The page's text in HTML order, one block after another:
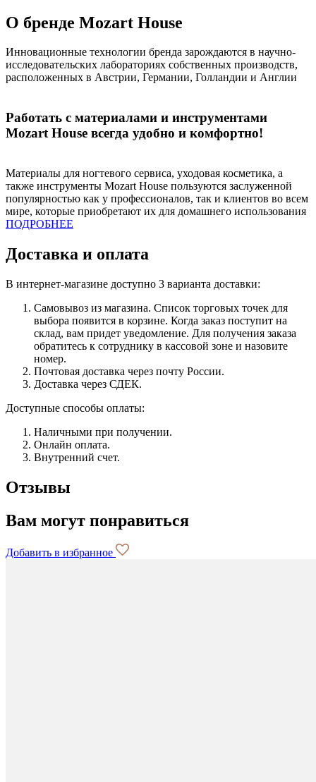
О бренде Mozart House
Инновационные технологии бренда зарождаются в научно-
исследовательских лабораториях собственных производств,
расположенных в Австрии, Германии, Голландии и Англии
Работать с материалами и инструментами
Mozart House всегда удобно и комфортно!
Материалы для ногтевого сервиса, уходовая косметика, а
также инструменты Mozart House пользуются заслуженной
популярностью как у профессионалов, так и клиентов во всем
мире, которые приобретают их для домашнего использования
ПОДРОБНЕЕ
Доставка и оплата
В интернет-магазине доступно 3 варианта доставки:
Самовывоз из магазина. Список торговых точек для
выбора появится в корзине. Когда заказ поступит на
склад, вам придет уведомление. Для получения заказа
обратитесь к сотруднику в кассовой зоне и назовите
номер.
Почтовая доставка через почту России.
Доставка через СДЕК.
Доступные способы оплаты:
Наличными при получении.
Онлайн оплата.
Внутренний счет.
Отзывы
Вам могут понравиться
Добавить в избранное